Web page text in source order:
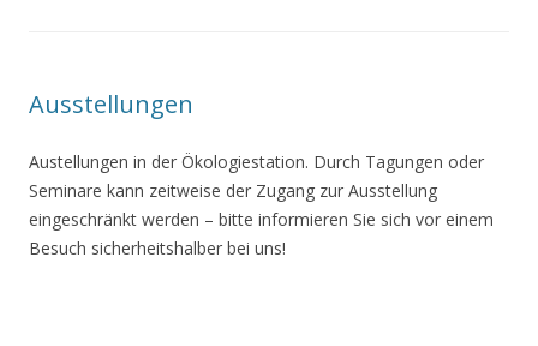
Ausstellungen
Austellungen in der Ökologiestation. Durch Tagungen oder
Seminare kann zeitweise der Zugang zur Ausstellung
eingeschränkt werden – bitte informieren Sie sich vor einem
Besuch sicherheitshalber bei uns!